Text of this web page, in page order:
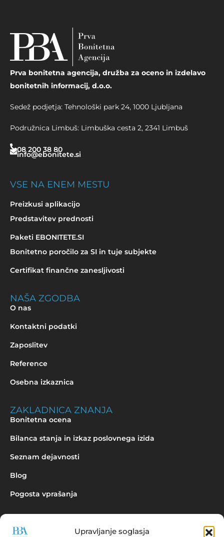
Upravljanje soglasja
Prva bonitetna agencija, družba za oceno in izdelavo
bonitetnih informacij, d.o.o.
Sedež podjetja: Tehnološki park 24, 1000 Ljubljana
Podružnica Limbuš: Limbuška cesta 2, 2341 Limbuš
08 200 38 80
info@ebonitete.si
VSE NA ENEM MESTU
Preizkusi aplikacijo
Predstavitev prednosti
Paketi EBONITETE.SI
Bonitetno poročilo za SI in tuje subjekte
Certifikat finančne zanesljivosti
NAŠA ZGODBA
O nas
Kontaktni podatki
Zaposlitev
Reference
Osebna izkaznica
ZAKLADNICA ZNANJA
Bonitetna ocena
Bilanca stanja in izkaz poslovnega izida
Seznam dejavnosti
Blog
Pogosta vprašanja
Povpraševanje